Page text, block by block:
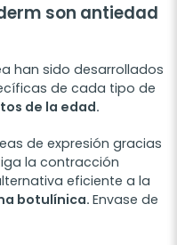
son antiedad
han sido desarrollados
de cada tipo de
de la edad.
de expresión gracias
la contracción
eficiente a la
botulínica.Envase de